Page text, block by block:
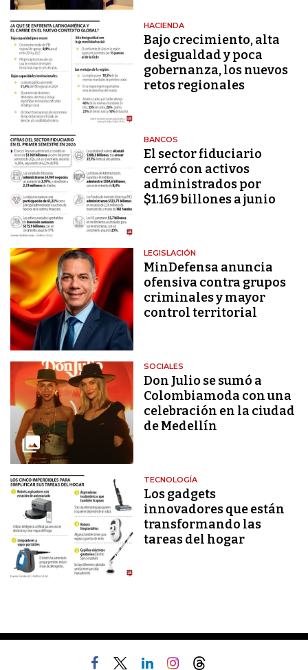
HACIENDA
Bajo crecimiento, alta
desigualdad y poca
gobernanza, los nuevos
retos regionales
BANCOS
El sector fiduciario
cerró con activos
administrados por
$1.169 billones a junio
LEGISLACIÓN
MinDefensa anuncia
ofensiva contra grupos
criminales y mayor
control territorial
SOCIALES
Don Julio se sumó a
Colombiamoda con una
celebración en la ciudad
de Medellín
TECNOLOGÍA
Los gadgets
innovadores que están
transformando las
tareas del hogar